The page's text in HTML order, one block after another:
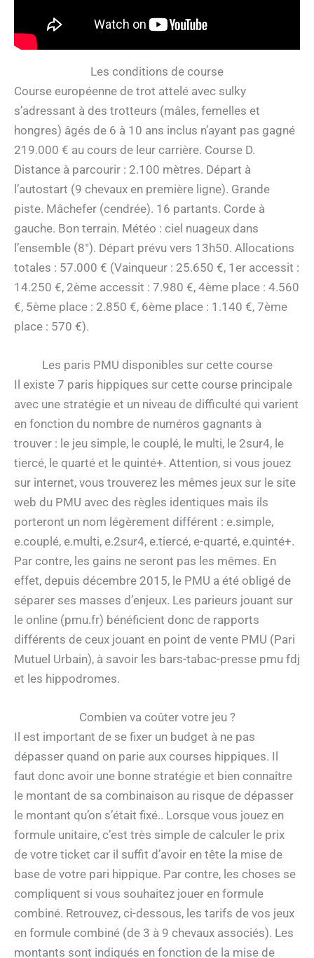
Les conditions de course
Course européenne de trot attelé avec sulky
s’adressant à des trotteurs (mâles, femelles et
hongres) âgés de 6 à 10 ans inclus n’ayant pas gagné
219.000 € au cours de leur carrière. Course D.
Distance à parcourir : 2.100 mètres. Départ à
l’autostart (9 chevaux en première ligne). Grande
piste. Mâchefer (cendrée). 16 partants. Corde à
gauche. Bon terrain. Météo : ciel nuageux dans
l’ensemble (8°). Départ prévu vers 13h50. Allocations
totales : 57.000 € (Vainqueur : 25.650 €, 1er accessit :
14.250 €, 2ème accessit : 7.980 €, 4ème place : 4.560
€, 5ème place : 2.850 €, 6ème place : 1.140 €, 7ème
place : 570 €).
Les paris PMU disponibles sur cette course
Il existe 7 paris hippiques sur cette course principale
avec une stratégie et un niveau de difficulté qui varient
en fonction du nombre de numéros gagnants à
trouver : le jeu simple, le couplé, le multi, le 2sur4, le
tiercé, le quarté et le quinté+. Attention, si vous jouez
sur internet, vous trouverez les mêmes jeux sur le site
web du PMU avec des règles identiques mais ils
porteront un nom légèrement différent : e.simple,
e.couplé, e.multi, e.2sur4, e.tiercé, e-quarté, e.quinté+.
Par contre, les gains ne seront pas les mêmes. En
effet, depuis décembre 2015, le PMU a été obligé de
séparer ses masses d’enjeux. Les parieurs jouant sur
le online (pmu.fr) bénéficient donc de rapports
différents de ceux jouant en point de vente PMU (Pari
Mutuel Urbain), à savoir les bars-tabac-presse pmu fdj
et les hippodromes.
Combien va coûter votre jeu ?
Il est important de se fixer un budget à ne pas
dépasser quand on parie aux courses hippiques. Il
faut donc avoir une bonne stratégie et bien connaître
le montant de sa combinaison au risque de dépasser
le montant qu’on s’était fixé.. Lorsque vous jouez en
formule unitaire, c’est très simple de calculer le prix
de votre ticket car il suffit d’avoir en tête la mise de
base de votre pari hippique. Par contre, les choses se
compliquent si vous souhaitez jouer en formule
combiné. Retrouvez, ci-dessous, les tarifs de vos jeux
en formule combiné (de 3 à 9 chevaux associés). Les
montants sont indiqués en fonction de la mise de